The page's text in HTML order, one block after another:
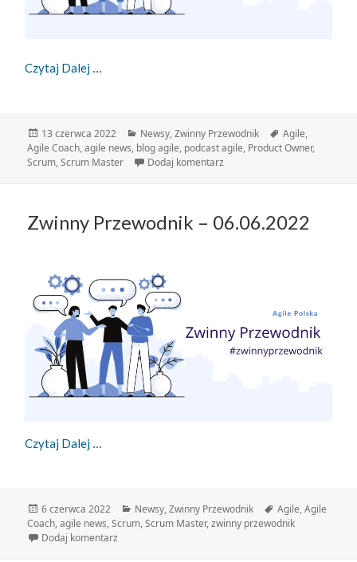
Czytaj Dalej
Data
publikacji
13 czerwca 2022 Kategorie
Newsy,Zwinny Przewodnik Tagi
Agile,
Agile Coach,agile news, blog agile, podcast agile, Product Owner,
Scrum,Scrum Master Dodaj komentarz
Zwinny Przewodnik – 06.06.2022
Czytaj Dalej
Data
publikacji
6 czerwca 2022 Kategorie
Newsy,Zwinny Przewodnik Tagi
Agile,Agile
Coach,agile news,Scrum,Scrum Master,zwinny przewodnik
Dodaj komentarz